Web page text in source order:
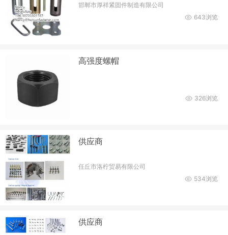
邯郸市厚祥紧固件制造有限公司
643浏览
高强度螺帽
326浏览
供应商
任丘市洛柠贸易有限公司
534浏览
供应商